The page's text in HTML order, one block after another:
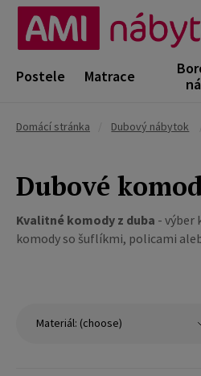
Postele Matrace
Domácí stránka Dubový nábytok
Dubové
Kvalitné komody z duba - výber
komody so šuflíkmi, policami
Materiál: (choose)